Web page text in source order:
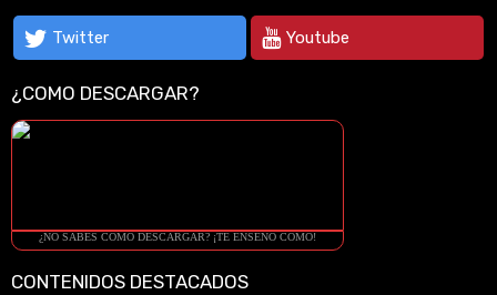
Twitter Youtube
¿COMO DESCARGAR?
¿NO SABES COMO DESCARGAR? ¡TE ENSEÑO COMO!
CONTENIDOS DESTACADOS